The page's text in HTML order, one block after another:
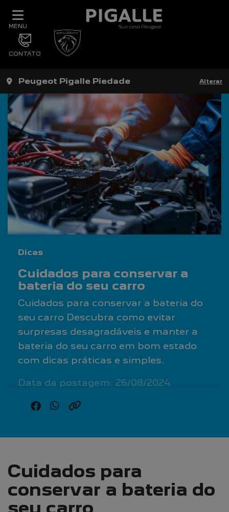
MENU
CONTATO
Peugeot Pigalle Piedade Alterar
Dicas
Cuidados para conservar a
bateria do seu carro
Cuidados para conservar a bateria do
seu carro Descubra como evitar
surpresas desagradáveis e manter a
bateria do seu carro em bom estado
com dicas práticas e simples.
Data da postagem: 26/08/2024
Cuidados para
conservar a bateria do